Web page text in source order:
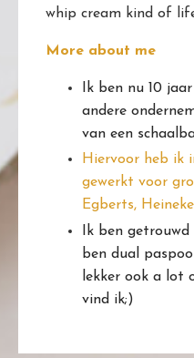
whip cream kind of
More about me
Ik ben nu 10
andere
van een
Hiervoor heb ik
gewerkt voor
Egberts,
Ik ben
ben dual
lekker ook a lot
vind ik;)